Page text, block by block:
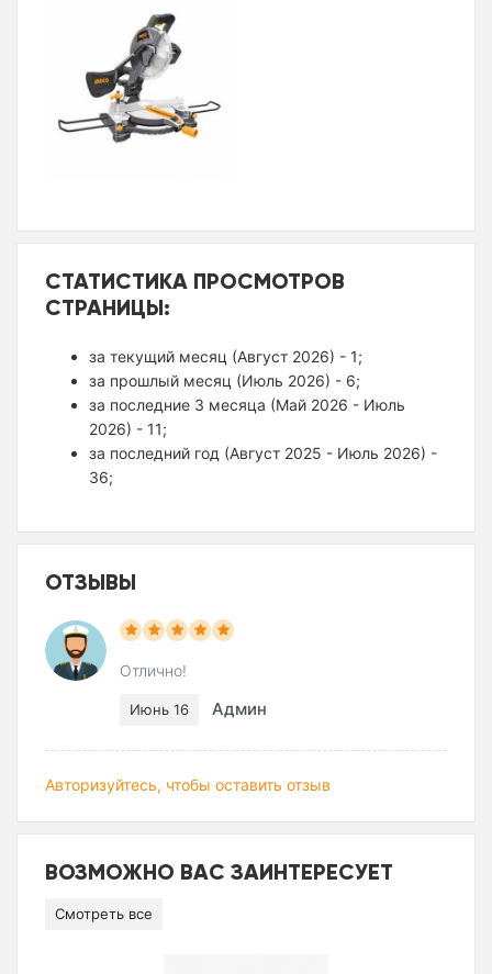
СТАТИСТИКА ПРОСМОТРОВ
СТРАНИЦЫ:
за текущий месяц (Август 2026) - 1;
за прошлый месяц (Июль 2026) - 6;
за последние 3 месяца (Май 2026 - Июль
2026) - 11;
за последний год (Август 2025 - Июль 2026) -
36;
ОТЗЫВЫ
Отлично!
Июнь 16 Админ
Авторизуйтесь, чтобы оставить отзыв
ВОЗМОЖНО ВАС ЗАИНТЕРЕСУЕТ
Смотреть все